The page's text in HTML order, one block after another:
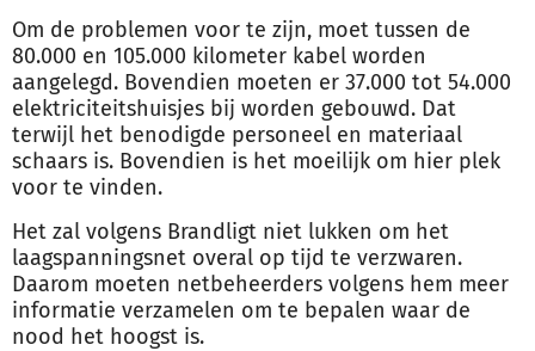
Om de problemen voor te zijn, moet tussen de
80.000 en 105.000 kilometer kabel worden
aangelegd. Bovendien moeten er 37.000 tot 54.000
elektriciteitshuisjes bij worden gebouwd. Dat
terwijl het benodigde personeel en materiaal
schaars is. Bovendien is het moeilijk om hier plek
voor te vinden.
Het zal volgens Brandligt niet lukken om het
laagspanningsnet overal op tijd te verzwaren.
Daarom moeten netbeheerders volgens hem meer
informatie verzamelen om te bepalen waar de
nood het hoogst is.